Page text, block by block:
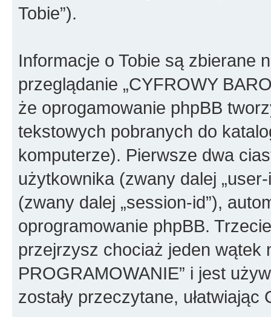
Tobie”).
Informacje o Tobie są zbierane
przeglądanie „CYFROWY
że oprogamowanie phpBB
tekstowych pobranych do
komputerze). Pierwsze dwa
użytkownika (zwany dalej
(zwany dalej „session-id”),
oprogramowanie phpBB.
przejrzysz chociaż jeden wątek
PROGRAMOWANIE” i jest
zostały przeczytane,